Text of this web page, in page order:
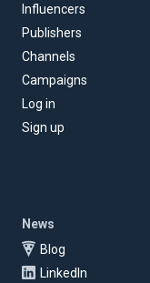
Influencers
Publishers
Channels
Campaigns
Log in
Sign up
News
Blog
LinkedIn